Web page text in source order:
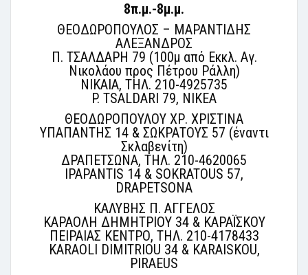
8π.μ.-8μ.μ.
ΘΕΟΔΩΡΟΠΟΥΛΟΣ – ΜΑΡΑΝΤΙΔΗΣ
ΑΛΕΞΑΝΔΡΟΣ
Π. ΤΣΑΛΔΑΡΗ 79 (100μ από Εκκλ. Αγ.
Νικολάου προς Πέτρου Ράλλη)
ΝΙΚΑΙΑ, ΤΗΛ. 210-4925735
P. TSALDARI 79, NIKEA
ΘΕΟΔΩΡΟΠΟΥΛΟΥ ΧΡ. ΧΡΙΣΤΙΝΑ
ΥΠΑΠΑΝΤΗΣ 14 & ΣΩΚΡΑΤΟΥΣ 57 (έναντι
Σκλαβενίτη)
ΔΡΑΠΕΤΣΩΝΑ, ΤΗΛ. 210-4620065
IPAPANTIS 14 & SOKRATOUS 57,
DRAPETSONA
ΚΑΛΥΒΗΣ Π. ΑΓΓΕΛΟΣ
ΚΑΡΑΟΛΗ ΔΗΜΗΤΡΙΟΥ 34 & ΚΑΡΑΪΣΚΟΥ
ΠΕΙΡΑΙΑΣ ΚΕΝΤΡΟ, ΤΗΛ. 210-4178433
KARAOLI DIMITRIOU 34 & KARAISKOU,
PIRAEUS